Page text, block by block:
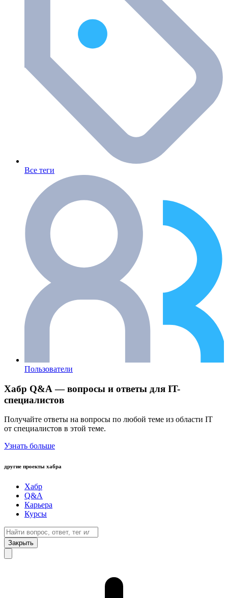
Все теги
Пользователи
Хабр Q&A — вопросы и ответы для IT-
специалистов
Получайте ответы на вопросы по любой теме из области IT
от специалистов в этой теме.
Узнать больше
другие проекты хабра
Хабр
Q&A
Карьера
Курсы
Закрыть